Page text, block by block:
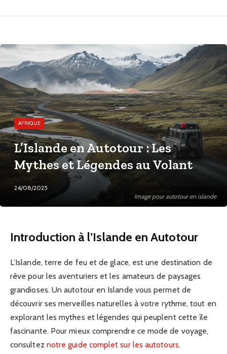
Image pour autotour en islande
AFRIQUE
L’Islande en Autotour : Les
Mythes et Légendes au Volant
24/08/2025
Introduction à l’Islande en Autotour
L’Islande, terre de feu et de glace, est une destination de
rêve pour les aventuriers et les amateurs de paysages
grandioses. Un autotour en Islande vous permet de
découvrir ses merveilles naturelles à votre rythme, tout en
explorant les mythes et légendes qui peuplent cette île
fascinante. Pour mieux comprendre ce mode de voyage,
consultez notre guide complet sur les autotours.